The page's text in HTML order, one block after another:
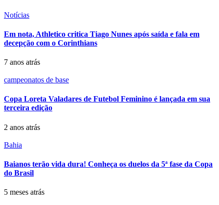
Notícias
Em nota, Athletico critica Tiago Nunes após saída e fala em
decepção com o Corinthians
7 anos atrás
campeonatos de base
Copa Loreta Valadares de Futebol Feminino é lançada em sua
terceira edição
2 anos atrás
Bahia
Baianos terão vida dura! Conheça os duelos da 5ª fase da Copa
do Brasil
5 meses atrás